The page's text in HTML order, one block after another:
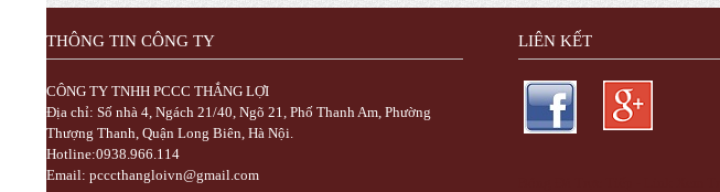
cháy, tủ kệ chữa cháy, máy bơm chữa
cháy, hệ thống chữa cháy cạnh tranh nhất
THÔNG TIN CÔNG TY
CÔNG TY TNHH PCCC THẮNG LỢI
Địa chỉ: Số nhà 4, Ngách 21/40, Ngõ 21, Phố Thanh Am, Phường
Thượng Thanh, Quận Long Biên, Hà Nội.
Hotline:0938.966.114
Email: pcccthangloivn@gmail.com
LIÊN KẾT